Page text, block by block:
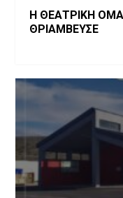
Η ΘΕΑΤΡΙΚΗ
ΘΡΙΑΜΒΕΥΣΕ